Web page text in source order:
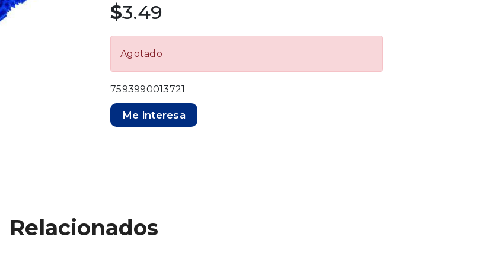
$3.49
Agotado
7593990013721
Me interesa
Relacionados